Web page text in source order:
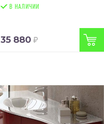
В НАЛИЧИИ
35 880